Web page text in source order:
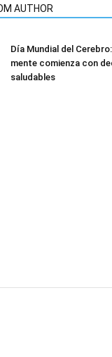
AUTHOR
Día Mundial del
mente comienza con
saludables